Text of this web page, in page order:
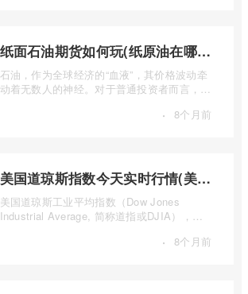
纸面石油期货如何玩(纸原油在哪里交易)
石油，作为全球经济的“血液”，其价格波动牵
动着无数人的神经。对于普通投资者而言，直
· 8个月前
美国道琼斯指数今天实时行情(美国道琼斯指数期货指数实时行情)
美国道琼斯工业平均指数（Dow Jones
Industrial Average, 简称道指或DJIA），无
· 8个月前